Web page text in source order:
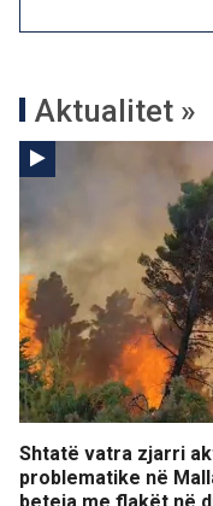
Aktualitet »
Shtatë vatra zjarri
problematike në